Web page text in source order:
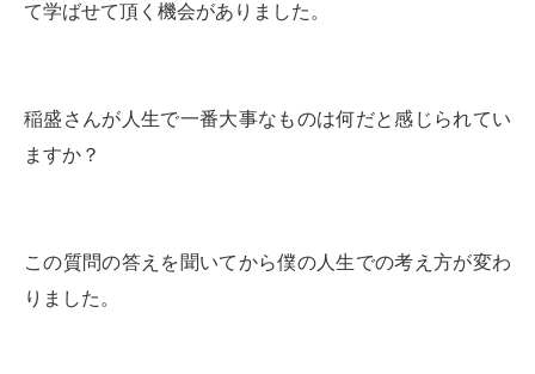
て学ばせて頂く機会がありました。
稲盛さんが人生で一番大事なものは何だと感じられてい
ますか？
この質問の答えを聞いてから僕の人生での考え方が変わ
りました。